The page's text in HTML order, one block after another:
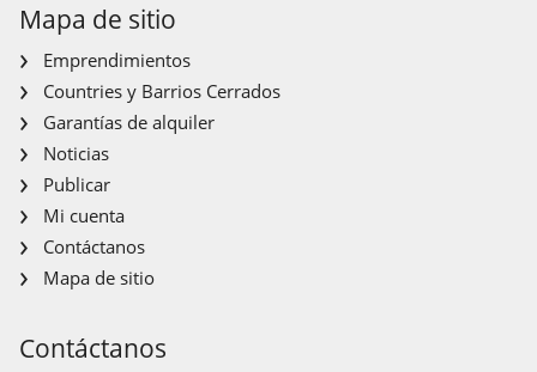
Mapa de sitio
Emprendimientos
Countries y Barrios Cerrados
Garantías de alquiler
Noticias
Publicar
Mi cuenta
Contáctanos
Mapa de sitio
Contáctanos